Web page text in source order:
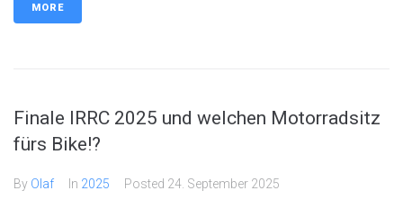
MORE
Finale IRRC 2025 und welchen Motorradsitz
fürs Bike!?
By Olaf In 2025 Posted 24. September 2025